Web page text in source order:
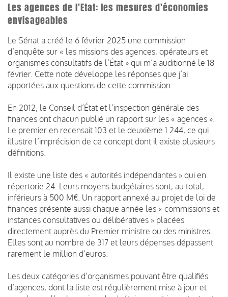
Les agences de l'Etat: les mesures d'économies
envisageables
Le Sénat a créé le 6 février 2025 une commission
d’enquête sur « les missions des agences, opérateurs et
organismes consultatifs de l’État » qui m’a auditionné le 18
février. Cette note développe les réponses que j’ai
apportées aux questions de cette commission.
En 2012, le Conseil d’État et l’inspection générale des
finances ont chacun publié un rapport sur les « agences ».
Le premier en recensait 103 et le deuxième 1 244, ce qui
illustre l’imprécision de ce concept dont il existe plusieurs
définitions.
Il existe une liste des « autorités indépendantes » qui en
répertorie 24. Leurs moyens budgétaires sont, au total,
inférieurs à 500 M€. Un rapport annexé au projet de loi de
finances présente aussi chaque année les « commissions et
instances consultatives ou délibératives » placées
directement auprès du Premier ministre ou des ministres.
Elles sont au nombre de 317 et leurs dépenses dépassent
rarement le million d’euros.
Les deux catégories d’organismes pouvant être qualifiés
d’agences, dont la liste est régulièrement mise à jour et